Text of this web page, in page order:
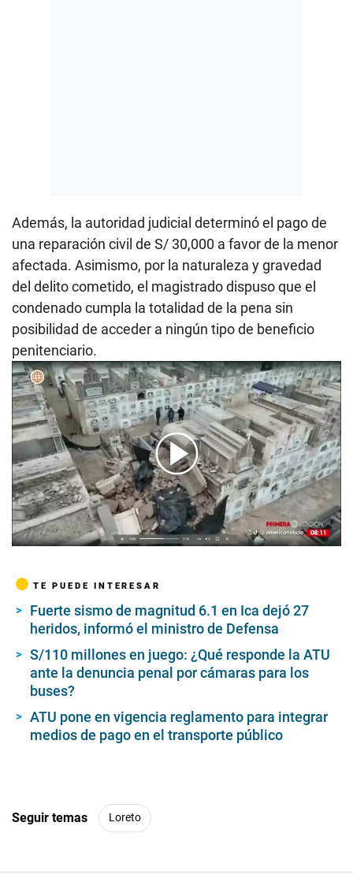
Además, la autoridad judicial determinó el pago de
una reparación civil de S/ 30,000 a favor de la menor
afectada. Asimismo, por la naturaleza y gravedad
del delito cometido, el magistrado dispuso que el
condenado cumpla la totalidad de la pena sin
posibilidad de acceder a ningún tipo de beneficio
penitenciario.
00:00/04:53
TE PUEDE INTERESAR
Fuerte sismo de magnitud 6.1 en Ica dejó 27
heridos, informó el ministro de Defensa
S/110 millones en juego: ¿Qué responde la ATU
ante la denuncia penal por cámaras para los
buses?
ATU pone en vigencia reglamento para integrar
medios de pago en el transporte público
Seguir temas Loreto